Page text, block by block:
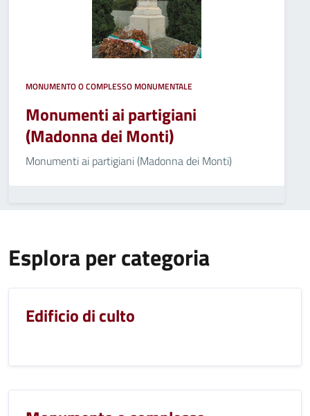
MONUMENTO O COMPLESSO MONUMENTALE
Monumenti ai partigiani
(Madonna dei Monti)
Monumenti ai partigiani (Madonna dei Monti)
Esplora per categoria
Edificio di culto